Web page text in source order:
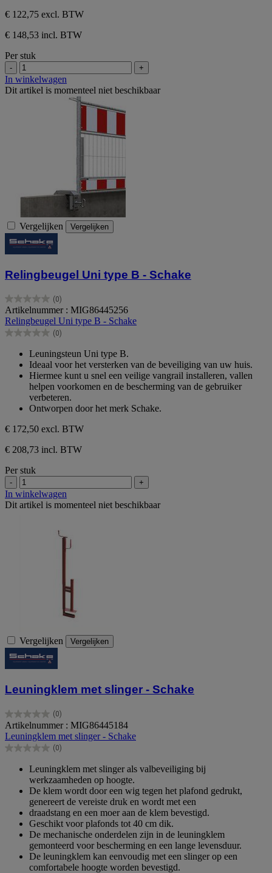
€ 122,75 excl. BTW
€ 148,53 incl. BTW
Per stuk
- +
In winkelwagen
Dit artikel is momenteel niet beschikbaar
Vergelijken Vergelijken
Relingbeugel Uni type B - Schake
(0)
0.0
van
de
5
Artikelnummer : MIG86445256
Relingbeugel Uni type B - Schake
(0)
0.0
sterren.
Leuningsteun Uni type B.
Ideaal voor het versterken van de beveiliging van uw huis.
Hiermee kunt u snel een veilige vangrail installeren, vallen
helpen voorkomen en de bescherming van de gebruiker
verbeteren.
Ontworpen door het merk Schake.
€ 172,50 excl. BTW
€ 208,73 incl. BTW
Per stuk
- +
In winkelwagen
Dit artikel is momenteel niet beschikbaar
Vergelijken Vergelijken
Leuningklem met slinger - Schake
(0)
0.0
van
de
5
Artikelnummer : MIG86445184
Leuningklem met slinger - Schake
(0)
0.0
sterren.
Leuningklem met slinger als valbeveiliging bij
werkzaamheden op hoogte.
De klem wordt door een wig tegen het plafond gedrukt,
genereert de vereiste druk en wordt met een
draadstang en een moer aan de klem bevestigd.
Geschikt voor plafonds tot 40 cm dik.
De mechanische onderdelen zijn in de leuningklem
gemonteerd voor bescherming en een lange levensduur.
De leuningklem kan eenvoudig met een slinger op een
comfortabele hoogte worden bevestigd.